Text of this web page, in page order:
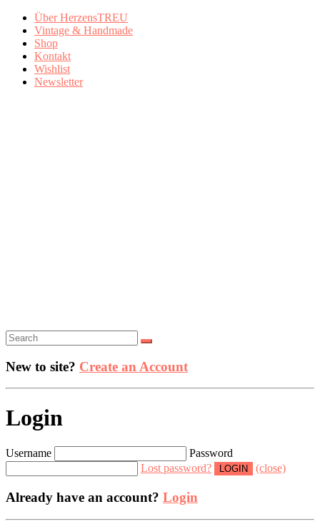
Über HerzensTREU
Vintage & Handmade
Shop
Kontakt
Wishlist
Newsletter
New to site? Create an Account
Login
Username
Password
Lost password?
(close)
Already have an account? Login